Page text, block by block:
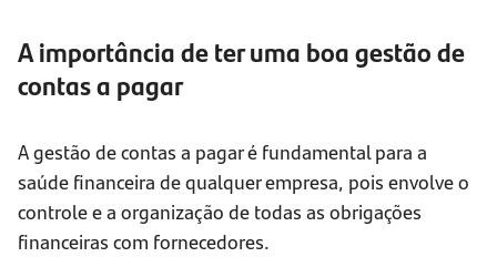
A importância de ter uma boa gestão de
contas a pagar
A gestão de contas a pagar é fundamental para a
saúde financeira de qualquer empresa, pois envolve o
controle e a organização de todas as obrigações
financeiras com fornecedores.